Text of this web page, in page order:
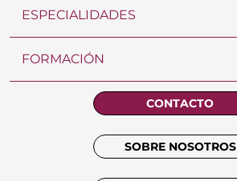
ESPECIALIDADES
FORMACIÓN
CONTACTO
SOBRE NOSOTROS